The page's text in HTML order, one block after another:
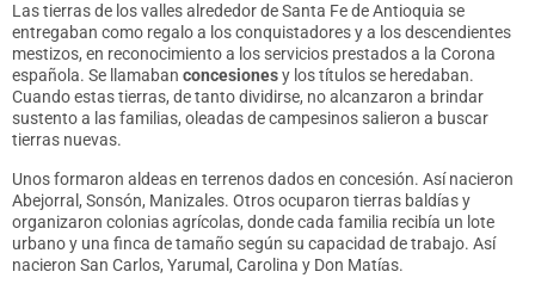
Las tierras de los valles alrededor de Santa Fe de Antioquia se
entregaban como regalo a los conquistadores y a los descendientes
mestizos, en reconocimiento a los servicios prestados a la Corona
española. Se llamaban concesionesy los títulos se heredaban.
Cuando estas tierras, de tanto dividirse, no alcanzaron a brindar
sustento a las familias, oleadas de campesinos salieron a buscar
tierras nuevas.
Unos formaron aldeas en terrenos dados en concesión. Así nacieron
Abejorral, Sonsón, Manizales. Otros ocuparon tierras baldías y
organizaron colonias agrícolas, donde cada familia recibía un lote
urbano y una finca de tamaño según su capacidad de trabajo. Así
nacieron San Carlos, Yarumal, Carolina y Don Matías.